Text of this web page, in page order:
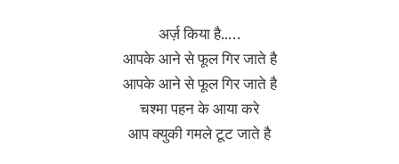
अर्ज़ किया है…..
आपके आने से फूल गिर जाते है
आपके आने से फूल गिर जाते है
चश्मा पहन के आया करे
आप क्युकी गमले टूट जाते है